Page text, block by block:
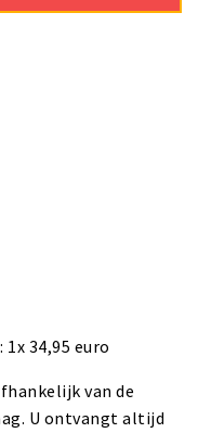
34,95 euro
van de
U ontvangt altijd